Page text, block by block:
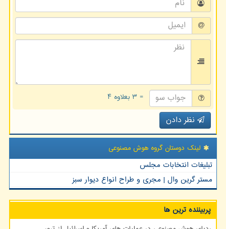
= ۳ بعلاوه ۴
نظر دادن
لینک دوستان گروه هوش مصنوعی
تبلیغات انتخابات مجلس
مستر گرین وال | مجری و طراح انواع دیوار سبز
پربیننده ترین ها